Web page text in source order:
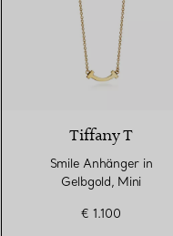
Tiffany T
Smile Anhänger in
Gelbgold, Mini
€ 1.100